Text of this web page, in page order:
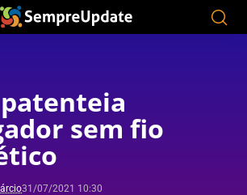
patenteia
sem fio
31/07/2021 10:30